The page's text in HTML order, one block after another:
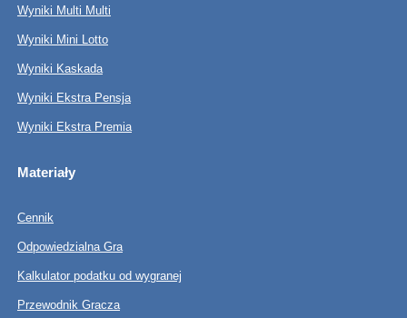
Wyniki Multi Multi
Wyniki Mini Lotto
Wyniki Kaskada
Wyniki Ekstra Pensja
Wyniki Ekstra Premia
Materiały
Cennik
Odpowiedzialna Gra
Kalkulator podatku od wygranej
Przewodnik Gracza